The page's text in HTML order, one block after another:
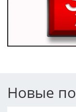
Новые